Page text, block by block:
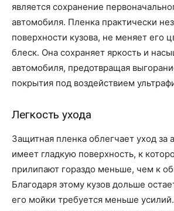
является сохранение
автомобиля. Пленка практически
поверхности кузова, не меняет его
блеск. Она сохраняет яркость и
автомобиля, предотвращая
покрытия под воздействием
Легкость ухода
Защитная пленка облегчает уход
имеет гладкую поверхность, к
прилипают гораздо меньше, чем к
Благодаря этому кузов дольше
его мойки требуется меньше